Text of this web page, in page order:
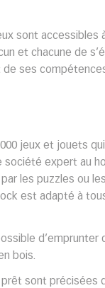
sont accessibles
et chacune de
ses
jeux et jouets
société expert au
les puzzles ou
est adapté à
d’emprunter
bois.
sont précisées